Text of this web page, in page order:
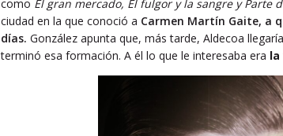
como El gran mercado, El fulgor y la sangre y Parte
ciudad en la que conoció a Carmen Martín Gaite, a
días. González apunta que, más tarde, Aldecoa
terminó esa formación. A él lo que le interesaba era la